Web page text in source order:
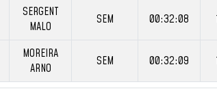
SERGENT
MALO
SEM 00:32:08
MOREIRA
ARNO
SEM 00:32:09